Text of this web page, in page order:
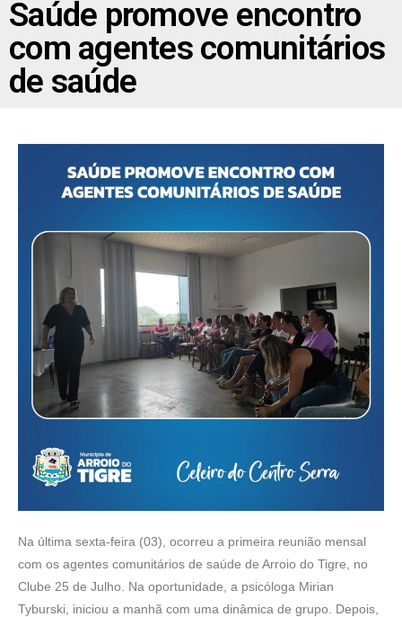
Saúde promove encontro
com agentes comunitários
de saúde
Na última sexta-feira (03), ocorreu a primeira reunião mensal
com os agentes comunitários de saúde de Arroio do Tigre, no
Clube 25 de Julho. Na oportunidade, a psicóloga Mirian
Tyburski, iniciou a manhã com uma dinâmica de grupo. Depois,